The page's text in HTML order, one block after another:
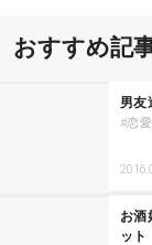
おすすめ記
男友
恋愛
お酒
ット